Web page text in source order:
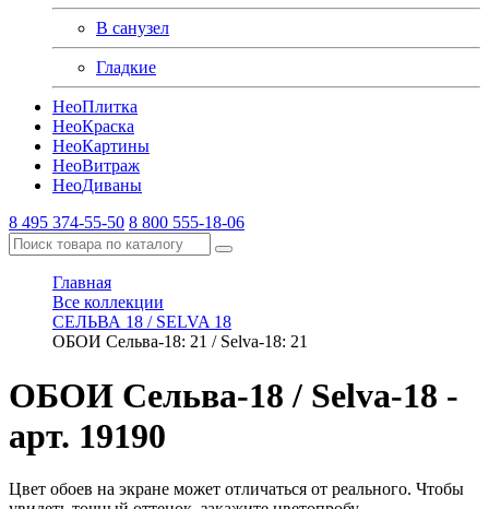
В санузел
Гладкие
НеоПлитка
НеоКраска
НеоКартины
НеоВитраж
НеоДиваны
8 495 374-55-50 8 800 555-18-06
Главная
Все коллекции
СЕЛЬВА 18 / SELVA 18
ОБОИ Сельва-18: 21 / Selva-18: 21
ОБОИ Сельва-18 / Selva-18 -
арт. 19190
Цвет обоев на экране может отличаться от реального. Чтобы